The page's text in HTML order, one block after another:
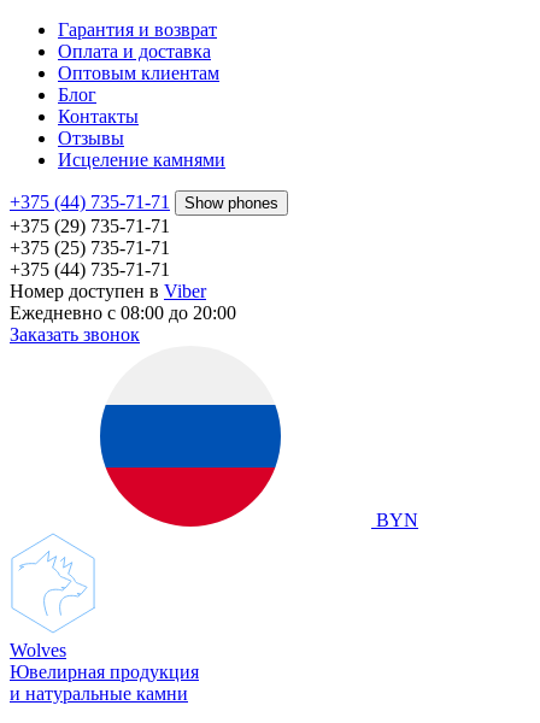
Гарантия и возврат
Оплата и доставка
Оптовым клиентам
Блог
Контакты
Отзывы
Исцеление камнями
+375 (44) 735-71-71 Show phones
+375 (29) 735-71-71
+375 (25) 735-71-71
+375 (44) 735-71-71
Номер доступен в Viber
Ежедневно с 08:00 до 20:00
Заказать звонок
BYN
Wolves
Ювелирная продукция
и натуральные камни